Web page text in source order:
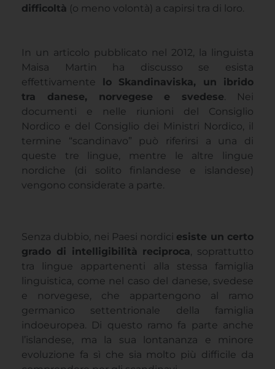
difficoltà (o meno volontà) a capirsi tra di loro.
In un articolo pubblicato nel 2012, la linguista
Maisa Martin ha discusso se esista
effettivamente lo Skandinaviska, un ibrido
tra danese, norvegese e svedese. Nei
documenti e nelle riunioni del Consiglio
Nordico e del Consiglio dei Ministri Nordico, il
termine “scandinavo” può riferirsi a una di
queste tre lingue, mentre le altre lingue
nordiche (di solito finlandese e islandese)
vengono considerate a parte.
Senza dubbio, nei Paesi nordici esiste un certo
grado di intelligibilità reciproca, soprattutto
tra lingue appartenenti alla stessa famiglia
linguistica, come nel caso del danese, svedese
e norvegese, che appartengono al ramo
germanico settentrionale della famiglia
indoeuropea. Di questo ramo fa parte anche
l’islandese, ma la sua lontananza e minore
evoluzione fa sì che sia molto più difficile da